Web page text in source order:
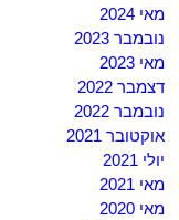
מאי 2024
נובמבר 2023
מאי 2023
דצמבר 2022
נובמבר 2022
אוקטובר 2021
יולי 2021
מאי 2021
מאי 2020